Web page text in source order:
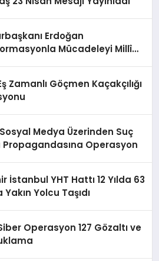
Erdoğan
Mücadeleyi Millî
Zamanlı Göçmen Kaçakçılığı
Medya Üzerinden Suç
Operasyon
İstanbul YHT Hattı 12 Yılda 63
Yakın Yolcu Taşıdı
Operasyon 127 Gözaltı ve